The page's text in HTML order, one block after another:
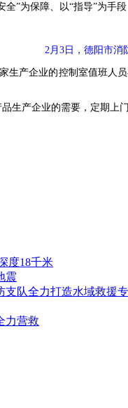
”为保障、以“指导”为
2月3日，德阳市消
生产企业的控制室值班人
生产企业的需要，定期上
度18千米
震
队全力打造水域救援
力营救